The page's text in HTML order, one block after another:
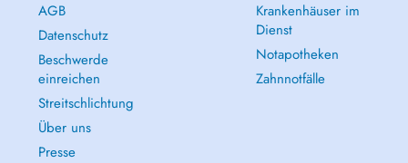
AGB
Datenschutz
Beschwerde
einreichen
Streitschlichtung
Über uns
Presse
Krankenhäuser im
Dienst
Notapotheken
Zahnnotfälle